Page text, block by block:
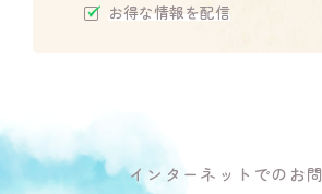
お得な情報を配信
インターネットでのお